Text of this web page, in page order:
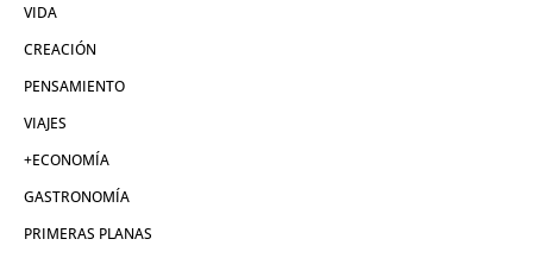
VIDA
CREACIÓN
PENSAMIENTO
VIAJES
+ECONOMÍA
GASTRONOMÍA
PRIMERAS PLANAS